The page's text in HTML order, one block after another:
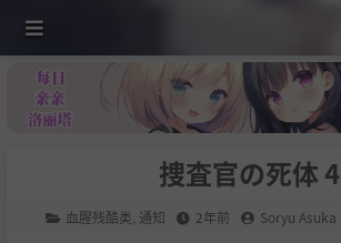
捜査官の死体 4
血腥残酷类 通知 2年前 Soryu Asuka